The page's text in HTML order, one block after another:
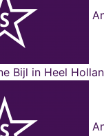
Bijl in Heel